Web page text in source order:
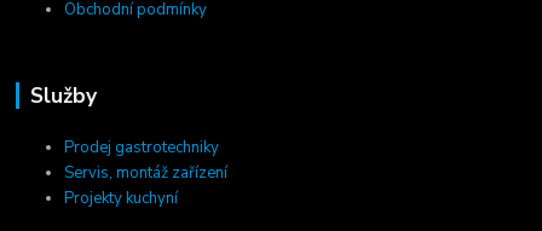
Obchodní podmínky
Služby
Prodej gastrotechniky
Servis, montáž zařízení
Projekty kuchyní